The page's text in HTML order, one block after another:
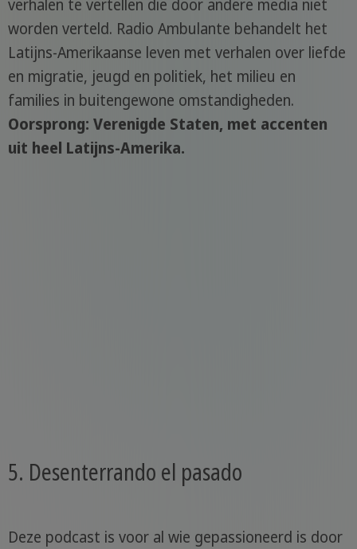
verhalen te vertellen die door andere media niet
worden verteld. Radio Ambulante behandelt het
Latijns-Amerikaanse leven met verhalen over liefde
en migratie, jeugd en politiek, het milieu en
families in buitengewone omstandigheden.
Oorsprong: Verenigde Staten, met accenten
uit heel Latijns-Amerika.
5. Desenterrando el pasado
Deze podcast is voor al wie gepassioneerd is door